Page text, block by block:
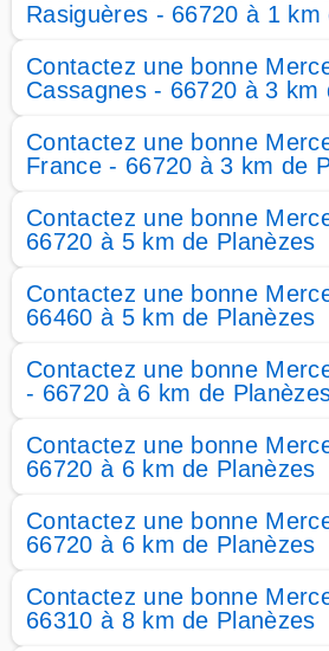
Rasiguères - 66720 à 1 km
Contactez une bonne
Cassagnes - 66720 à 3 km
Contactez une bonne
France - 66720 à 3 km de
Contactez une bonne
66720 à 5 km de Planèzes
Contactez une bonne
66460 à 5 km de Planèzes
Contactez une bonne
- 66720 à 6 km de
Contactez une bonne
66720 à 6 km de Planèzes
Contactez une bonne
66720 à 6 km de Planèzes
Contactez une bonne
66310 à 8 km de Planèzes